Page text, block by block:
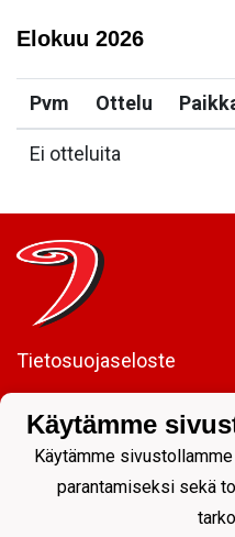
Elokuu 2026
Pvm Ottelu
Ei otteluita
Tietosuojaseloste
Kuntoportti 5 | 40700
Käytämme
Käytämme
parantamiseksi sekä